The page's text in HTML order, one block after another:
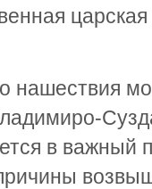
нашествия
в важный